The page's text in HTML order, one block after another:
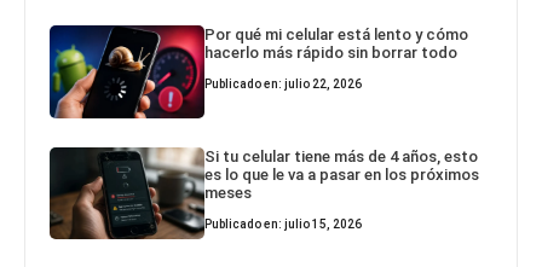
Por qué mi celular está lento y cómo
hacerlo más rápido sin borrar todo
Publicado en: julio 22, 2026
Si tu celular tiene más de 4 años, esto
es lo que le va a pasar en los próximos
meses
Publicado en: julio 15, 2026